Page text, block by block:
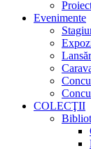
Evenimente
COLECŢII